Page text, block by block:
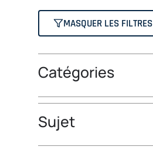
MASQUER LES FILTRES
Catégories
Sujet